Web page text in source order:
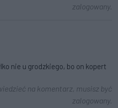
zalogowany.
nie u grodzkiego, bo on kopert
na komentarz, musisz być
zalogowany.